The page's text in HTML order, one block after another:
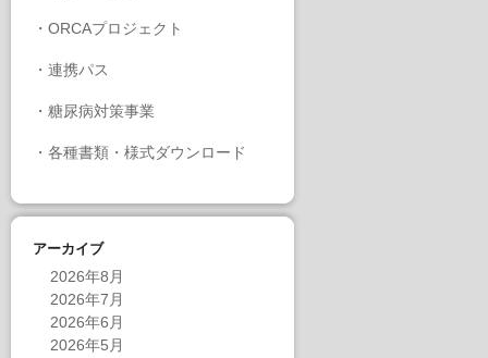
・ ORCAプロジェクト
・ 連携パス
・ 糖尿病対策事業
・ 各種書類・様式ダウンロード
アーカイブ
2026年8月
2026年7月
2026年6月
2026年5月